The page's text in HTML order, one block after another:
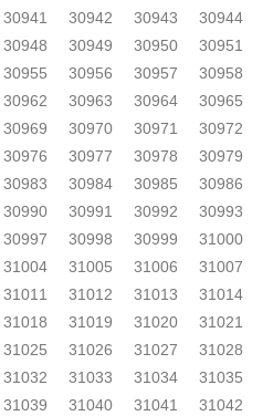
30941 30942 30943
30944
30948 30949 30950
30951
30955 30956 30957
30958
30962 30963 30964
30965
30969 30970 30971
30972
30976 30977 30978
30979
30983 30984 30985
30986
30990 30991 30992
30993
30997 30998 30999
31000
31004 31005 31006
31007
31011 31012 31013
31014
31018 31019 31020
31021
31025 31026 31027
31028
31032 31033 31034
31035
31039 31040 31041
31042